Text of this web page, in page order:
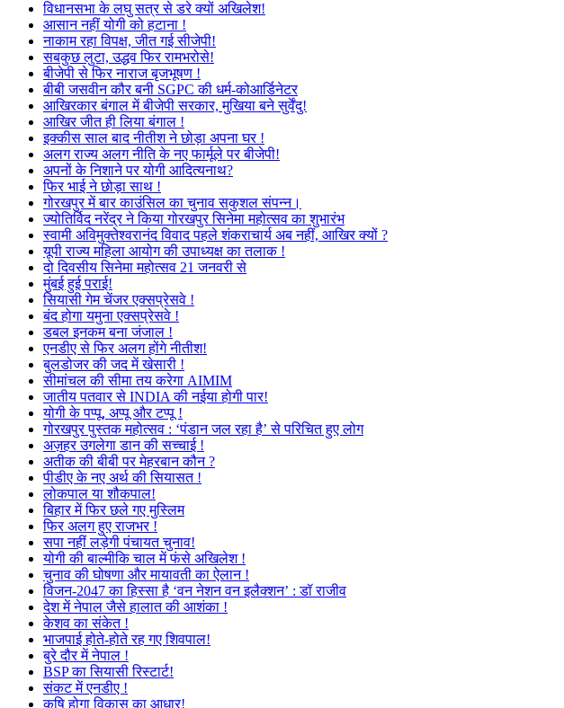
विधानसभा के लघु सत्र से डरे क्यों अखिलेश!
आसान नहीं योगी को हटाना !
नाकाम रहा विपक्ष, जीत गई सीजेपी!
सबकुछ लुटा, उद्धव फिर रामभरोसे!
बीजेपी से फिर नाराज बृजभूषण !
बीबी जसवीन कौर बनी SGPC की धर्म-कोआर्डिनेटर
आखिरकार बंगाल में बीजेपी सरकार, मुखिया बने सुर्वेंदु!
आखिर जीत ही लिया बंगाल !
इक्कीस साल बाद नीतीश ने छोड़ा अपना घर !
अलग राज्य अलग नीति के नए फार्मूले पर बीजेपी!
अपनों के निशाने पर योगी आदित्यनाथ?
फिर भाई ने छोड़ा साथ !
गोरखपुर में बार काउंसिल का चुनाव सकुशल संपन्न।
ज्योतिर्विद नरेंद्र ने किया गोरखपुर सिनेमा महोत्सव का शुभारंभ
स्वामी अविमुक्तेश्वरानंद विवाद पहले शंकराचार्य अब नहीं, आखिर क्यों ?
यूपी राज्य महिला आयोग की उपाध्यक्ष का तलाक !
दो दिवसीय सिनेमा महोत्सव 21 जनवरी से
मुंबई हुई पराई!
सियासी गेम चेंजर एक्सप्रेसवे !
बंद होगा यमुना एक्सप्रेसवे !
डबल इनकम बना जंजाल !
एनडीए से फिर अलग होंगे नीतीश!
बुलडोजर की जद में खेसारी !
सीमांचल की सीमा तय करेगा AIMIM
जातीय पतवार से INDIA की नईया होगी पार!
योगी के पप्पू, अप्पू और टप्पू !
गोरखपुर पुस्तक महोत्सव : ‘पंडान जल रहा है’ से परिचित हुए लोग
अज़हर उगलेगा डान की सच्चाई !
अतीक की बीबी पर मेहरबान कौन ?
पीडीए के नए अर्थ की सियासत !
लोकपाल या शौकपाल!
बिहार में फिर छले गए मुस्लिम
फिर अलग हुए राजभर !
सपा नहीं लड़ेगी पंचायत चुनाव!
योगी की बाल्मीकि चाल में फंसे अखिलेश !
चुनाव की घोषणा और मायावती का ऐलान !
विजन-2047 का हिस्सा है ‘वन नेशन वन इलैक्शन’ : डॉ राजीव
देश में नेपाल जैसे हालात की आशंका !
केशव का संकेत !
भाजपाई होते-होते रह गए शिवपाल!
बुरे दौर में नेपाल !
BSP का सियासी रिस्टार्ट!
संकट में एनडीए !
कृषि होगा विकास का आधार!